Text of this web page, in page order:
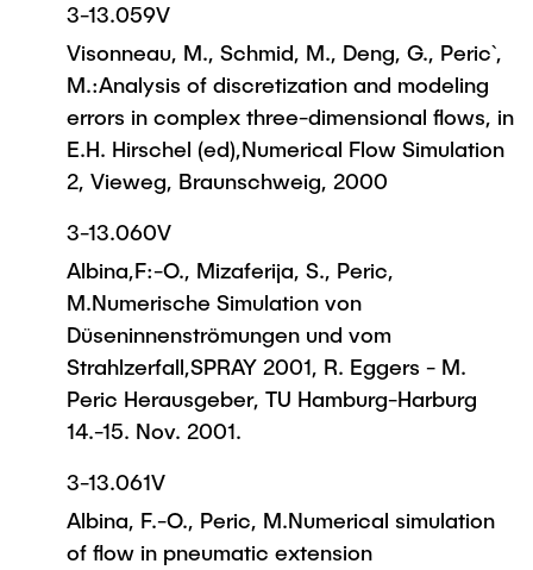
3-13.059V
Visonneau, M., Schmid, M., Deng, G., Peric`,
M.:Analysis of discretization and modeling
errors in complex three-dimensional flows, in
E.H. Hirschel (ed),Numerical Flow Simulation
2, Vieweg, Braunschweig, 2000
3-13.060V
Albina,F:-O., Mizaferija, S., Peric,
M.Numerische Simulation von
Düseninnenströmungen und vom
Strahlzerfall,SPRAY 2001, R. Eggers - M.
Peric Herausgeber, TU Hamburg-Harburg
14.-15. Nov. 2001.
3-13.061V
Albina, F.-O., Peric, M.Numerical simulation
of flow in pneumatic extension